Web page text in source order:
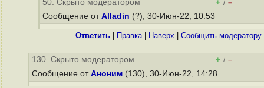
50. Скрыто модератором + / –
Сообщение от Alladin (?), 30-Июн-22, 10:53
Ответить Правка| Наверх Cообщить модератору
130. Скрыто модератором + / –
Сообщение от Аноним (130), 30-Июн-22, 14:28